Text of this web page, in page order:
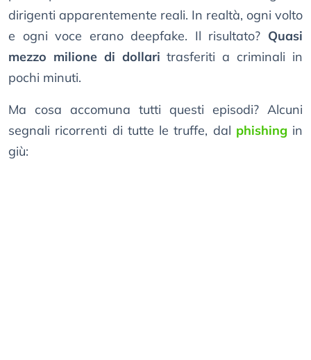
dirigenti apparentemente reali. In realtà, ogni volto
e ogni voce erano deepfake. Il risultato? Quasi
mezzo milione di dollari trasferiti a criminali in
pochi minuti.
Ma cosa accomuna tutti questi episodi? Alcuni
segnali ricorrenti di tutte le truffe, dal phishing in
giù: